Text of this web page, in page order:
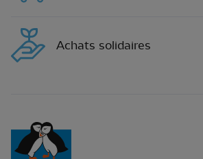
Achats solidaires